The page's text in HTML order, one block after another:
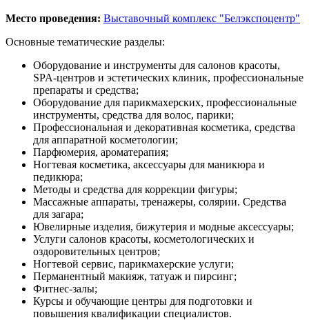
Место проведения: Выставочный комплекс "Белэкспоцентр"
Основные тематические разделы:
Оборудование и инструменты для салонов красоты,
SPA-центров и эстетических клиник, профессиональные
препараты и средства;
Оборудование для парикмахерских, профессиональные
инструменты, средства для волос, парики;
Профессиональная и декоративная косметика, средства
для аппаратной косметологии;
Парфюмерия, ароматерапия;
Ногтевая косметика, аксессуары для маникюра и
педикюра;
Методы и средства для коррекции фигуры;
Массажные аппараты, тренажеры, солярии. Средства
для загара;
Ювелирные изделия, бижутерия и модные аксессуары;
Услуги салонов красоты, косметологических и
оздоровительных центров;
Ногтевой сервис, парикмахерские услуги;
Перманентный макияж, татуаж и пирсинг;
Фитнес-залы;
Курсы и обучающие центры для подготовки и
повышения квалификации специалистов.